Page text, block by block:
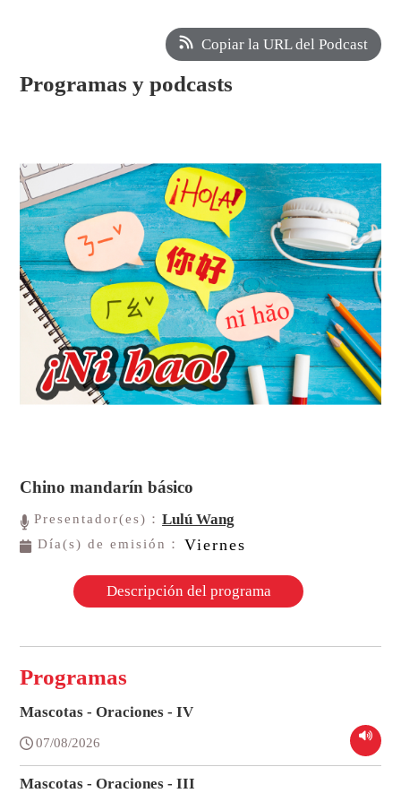
Copiar la URL del Podcast
Programas y podcasts
Chino mandarín básico
Presentador(es)：Lulú Wang
Día(s) de emisión： Viernes
Descripción del programa
Programas
Mascotas - Oraciones - IV
07/08/2026
Mascotas - Oraciones - III